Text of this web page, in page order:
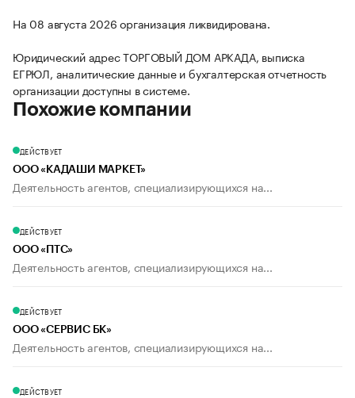
На 08 августа 2026 организация ликвидирована.
Юридический адрес ТОРГОВЫЙ ДОМ АРКАДА, выписка
ЕГРЮЛ, аналитические данные и бухгалтерская отчетность
организации доступны в системе.
Похожие компании
ДЕЙСТВУЕТ
ООО «КАДАШИ МАРКЕТ»
Деятельность агентов, специализирующихся на...
ДЕЙСТВУЕТ
ООО «ПТС»
Деятельность агентов, специализирующихся на...
ДЕЙСТВУЕТ
ООО «СЕРВИС БК»
Деятельность агентов, специализирующихся на...
ДЕЙСТВУЕТ